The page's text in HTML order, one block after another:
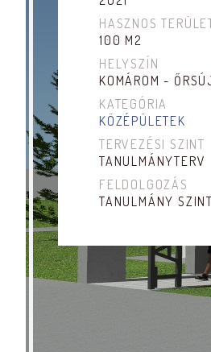
HASZNOS
100 M2
HELYSZÍN
KOMÁROM -
KATEGÓRIA
KÖZÉPÜLETEK
TERVEZÉSI SZINT
TANULMÁNYTERV
FELDOLGOZÁS
TANULMÁNY SZINT